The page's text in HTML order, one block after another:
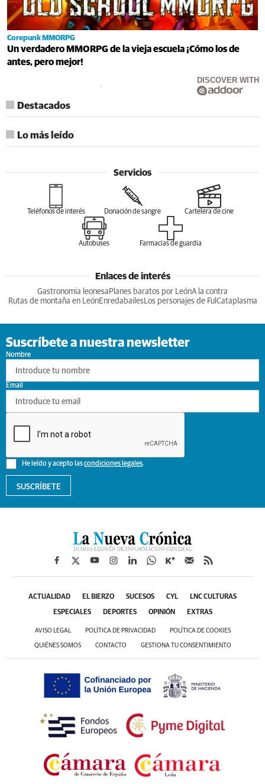
Corepunk MMORPG
Un verdadero MMORPG de la vieja escuela ¡Cómo los de
antes, pero mejor!
DISCOVER WITH
Destacados
Lo más leído
Servicios
Teléfonos de interés Donación de sangre Cartelera de cine
Autobuses Farmacias de guardia
Enlaces de interés
Gastronomia leonesa Planes baratos por LeónA la contra
Rutas de montaña en LeónEnredabailesLos personajes de Ful Cataplasma
Suscríbete a nuestra newsletter
Nombre
He leído y acepto lascondiciones legales.
Email
SUSCRÍBETE
ACTUALIDAD EL BIERZO SUCESOS CYL LNC CULTURAS
ESPECIALES DEPORTES OPINIÓN EXTRAS
AVISO LEGAL POLÍTICA DE PRIVACIDAD POLÍTICA DE COOKIES
QUIÉNES SOMOS CONTACTO GESTIONA TU CONSENTIMIENTO